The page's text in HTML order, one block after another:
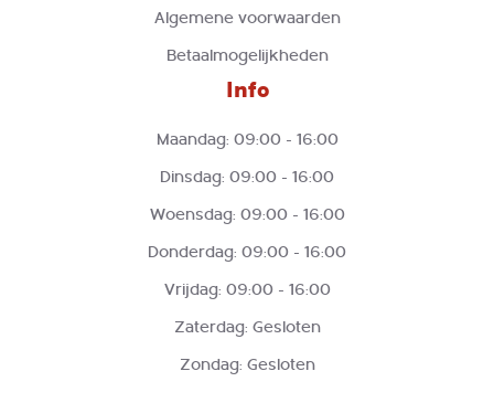
Algemene voorwaarden
Betaalmogelijkheden
Info
Maandag: 09:00 - 16:00
Dinsdag: 09:00 - 16:00
Woensdag: 09:00 - 16:00
Donderdag: 09:00 - 16:00
Vrijdag: 09:00 - 16:00
Zaterdag: Gesloten
Zondag: Gesloten